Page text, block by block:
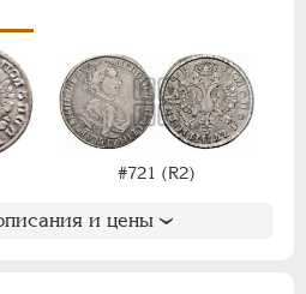
#721 (R2)
и цены
1918